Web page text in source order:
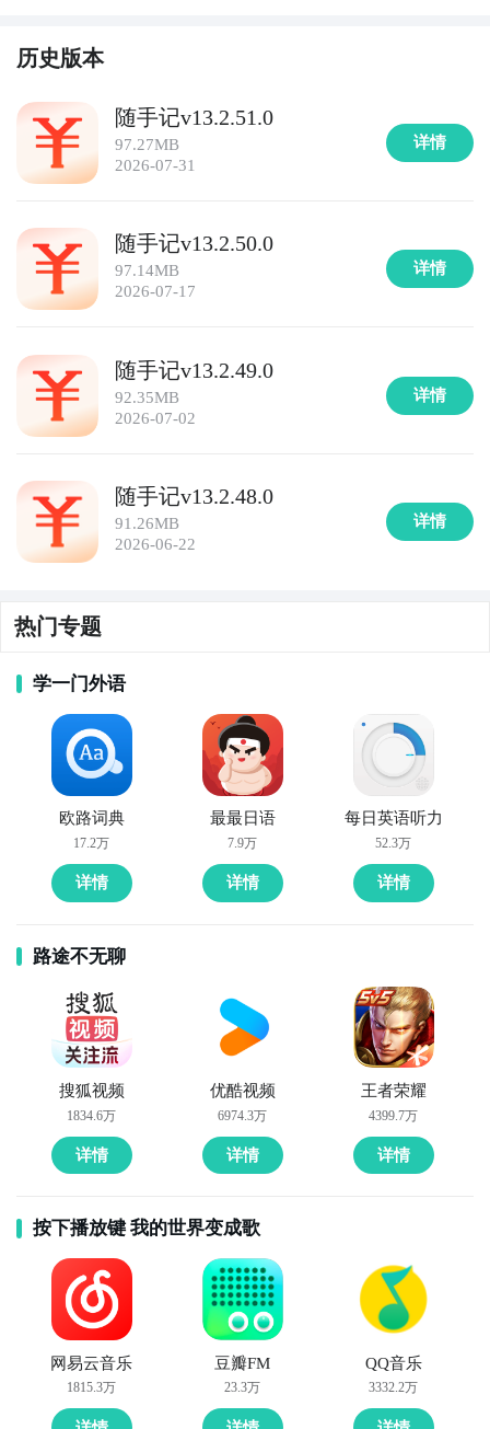
6. 《金融记账本》：一款简单易用的金融理财应用，支
持个人记账和预算管理，提供详细的财务报表和统计分
析，助您理清个人财务状况。
7. 《财务计算器》：一款实用的金融工具应用，提供多
种财务计算功能，包括贷款计算、投资回报率计算和税
8. 《理财小助手》：一款个性化的金融理财应用，根据
您的财务目标和风险偏好，提供个性化的理财建议和投
9. 《财富计划师》：一款全面的财务规划工具，帮助您
制定和执行财务计划，包括预算管理、投资计划和退休
10. 《记账小能手》：一款简单实用的记账工具，支持
个人和家庭记账，提供多种分类和报表功能，帮助您掌
握和管理个人收支情况。
历史版本
随手记v13.2.51.0
97.27MB
2026-07-31
详情
随手记v13.2.50.0
97.14MB
2026-07-17
详情
随手记v13.2.49.0
92.35MB
2026-07-02
详情
随手记v13.2.48.0
91.26MB
2026-06-22
详情
热门专题
学一门外语
欧路词典
17.2万
详情
最最日语
7.9万
详情
每日英语听力
52.3万
详情
路途不无聊
搜狐视频
1834.6万
详情
优酷视频
6974.3万
详情
王者荣耀
4399.7万
详情
按下播放键 我的世界变成歌
网易云音乐
1815.3万
豆瓣FM
23.3万
QQ音乐
3332.2万